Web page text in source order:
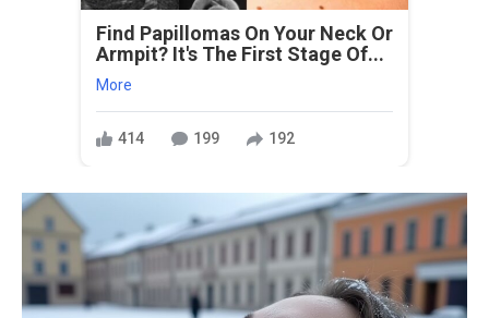
Find Papillomas On Your Neck Or
Armpit? It's The First Stage Of...
More
414 199 192